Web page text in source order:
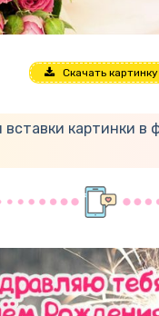
Скачать картинку
картинки в